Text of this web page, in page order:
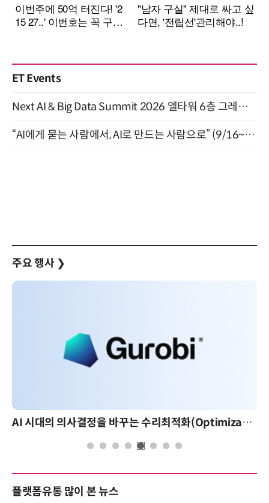
ET Events
Next AI & Big Data Summit 2026 엘타워 6층 그레이스홀 개최 (9/18)
“AI에게 묻는 사람에서, AI로 만드는 사람으로” (9/16~17)
주요 행사 ❯
AI 시대의 의사결정을 바꾸는 수리최적화(Optimization): 실제 산업 적용 사례와 활용 전략
플랫폼유통 많이 본 뉴스